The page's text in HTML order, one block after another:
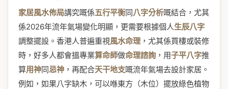
家居風水佈局講究嘅係五行平衡同八字分析嘅結合，尤其
係2026年流年氣場變化明顯，更需要根據個人生辰八字
調整擺設。香港人普遍重視風水命理，尤其係買樓或裝修
時，好多人都會搵專業算命師做命理諮詢 ，用子平八字推
算用神同忌神 ，再配合天干地支嘅流年氣場去設計家居。
例如，如果八字缺木，可以喺東方（木位）擺放綠色植物